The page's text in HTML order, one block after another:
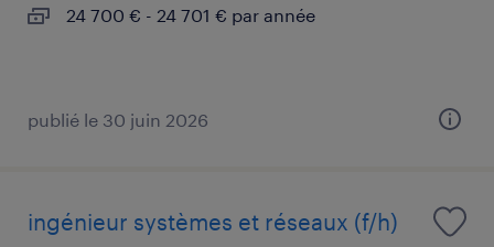
24 700 € - 24 701 € par année
publié le 30 juin 2026
ingénieur systèmes et réseaux (f/h)